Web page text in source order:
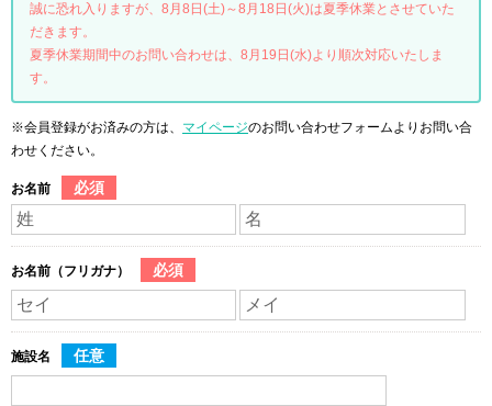
誠に恐れ入りますが、8月8日(土)～8月18日(火)は夏季休業とさせていた
だきます。
夏季休業期間中のお問い合わせは、8月19日(水)より順次対応いたしま
す。
※会員登録がお済みの方は、 マイページのお問い合わせフォームよりお問い合
わせください。
お名前 必須
お名前（フリガナ） 必須
施設名 任意